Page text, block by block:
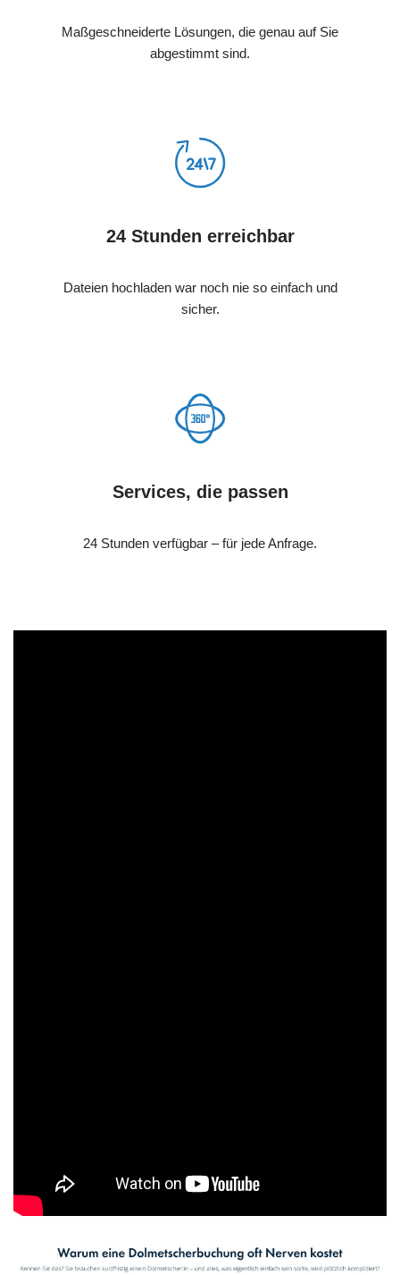
Maßgeschneiderte Lösungen, die genau auf Sie
abgestimmt sind.
24 Stunden erreichbar
Dateien hochladen war noch nie so einfach und
sicher.
Services, die passen
24 Stunden verfügbar – für jede Anfrage.